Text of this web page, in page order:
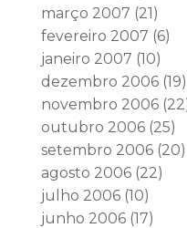
março 2007 (21)
fevereiro 2007 (6)
janeiro 2007 (10)
dezembro 2006(19)
novembro 2006
outubro 2006(25)
setembro 2006(20)
agosto 2006(22)
julho 2006(10)
junho 2006(17)